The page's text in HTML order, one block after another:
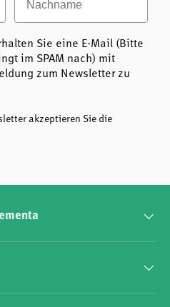
– Nahrungsergänzung in
Sie eine E-Mail (Bitte
im SPAM nach) mit
zum Newsletter zu
akzeptieren Sie die